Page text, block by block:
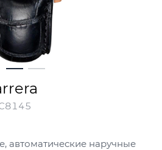
автоматические наручные